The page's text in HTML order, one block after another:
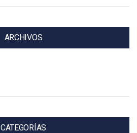
ARCHIVOS
CATEGORÍAS